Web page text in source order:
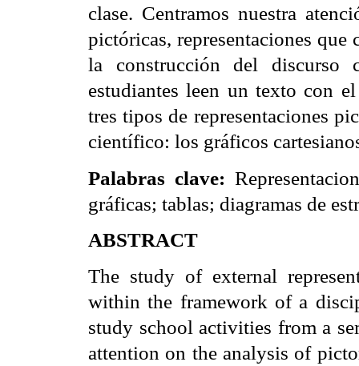
clase. Centramos nuestra
pictóricas, representaciones
la construcción del discurso
estudiantes leen un texto con
tres tipos de representaciones
científico: los gráficos
Palabras clave:
gráficas; tablas; diagramas de
ABSTRACT
The study of external
within the framework of a
study school activities from a
attention on the analysis of